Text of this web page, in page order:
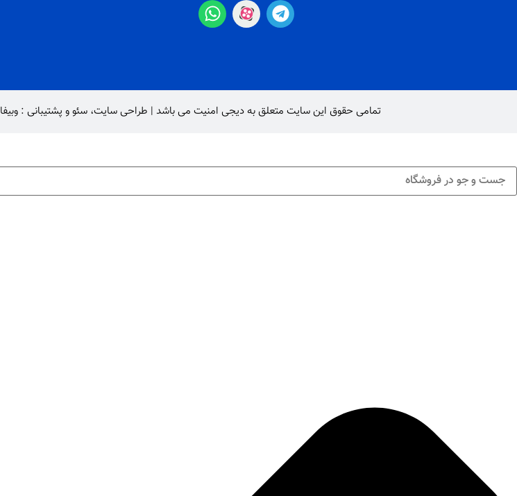
تمامی حقوق این سایت متعلق به دیجی امنیتمی باشد | طراحی سایت، سئوو پشتیبانی : وبیفا